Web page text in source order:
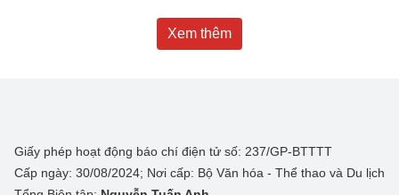
Xem thêm
Giấy phép hoạt động báo chí điện tử số: 237/GP-BTTTT
Cấp ngày: 30/08/2024; Nơi cấp: Bộ Văn hóa - Thể thao và Du lịch